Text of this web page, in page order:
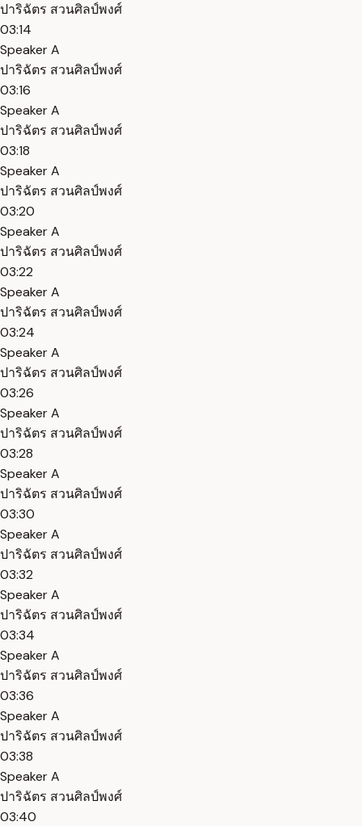
ปาริฉัตร สวนศิลป์พงศ์
03:14
Speaker A
ปาริฉัตร สวนศิลป์พงศ์
03:16
Speaker A
ปาริฉัตร สวนศิลป์พงศ์
03:18
Speaker A
ปาริฉัตร สวนศิลป์พงศ์
03:20
Speaker A
ปาริฉัตร สวนศิลป์พงศ์
03:22
Speaker A
ปาริฉัตร สวนศิลป์พงศ์
03:24
Speaker A
ปาริฉัตร สวนศิลป์พงศ์
03:26
Speaker A
ปาริฉัตร สวนศิลป์พงศ์
03:28
Speaker A
ปาริฉัตร สวนศิลป์พงศ์
03:30
Speaker A
ปาริฉัตร สวนศิลป์พงศ์
03:32
Speaker A
ปาริฉัตร สวนศิลป์พงศ์
03:34
Speaker A
ปาริฉัตร สวนศิลป์พงศ์
03:36
Speaker A
ปาริฉัตร สวนศิลป์พงศ์
03:38
Speaker A
ปาริฉัตร สวนศิลป์พงศ์
03:40